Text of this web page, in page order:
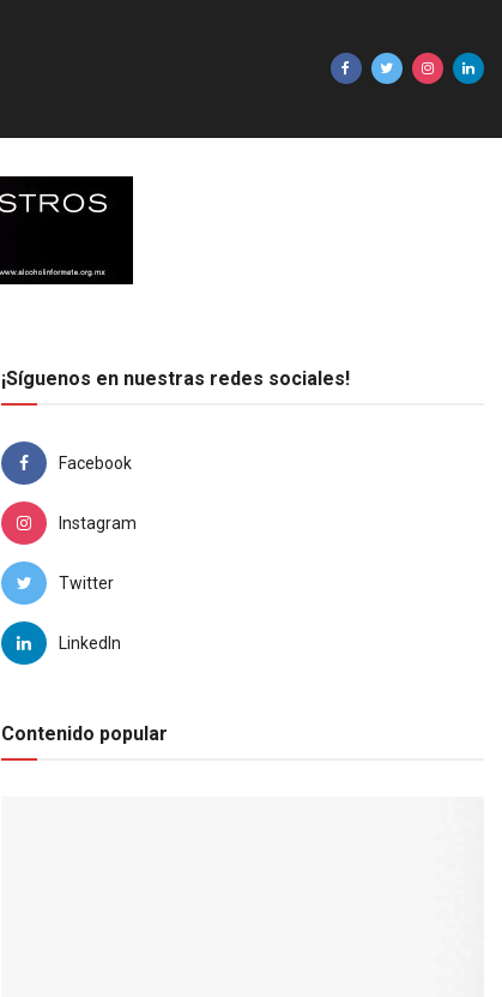
¡Síguenos en nuestras redes sociales!
Facebook
Instagram
Twitter
LinkedIn
Contenido popular